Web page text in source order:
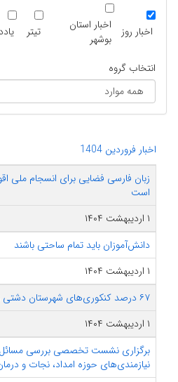
اخبار روز
اخبار استان
بوشهر
تیتر
انتخاب گروه
اخبار فروردین 1404
زبان فارسی فضایی برای انسجام ملی
است
۱ اردیبهشت ۱۴۰۴
دانش‌آموزان باید تمام ساحتی باشند
۱ اردیبهشت ۱۴۰۴
۶۷ درصد کنکوری‌های شهرستان دشتی زن هستند
۱ اردیبهشت ۱۴۰۴
برگزاری نشست تخصصی بررسی
نیازمندی‌های حوزه امداد، نجات و